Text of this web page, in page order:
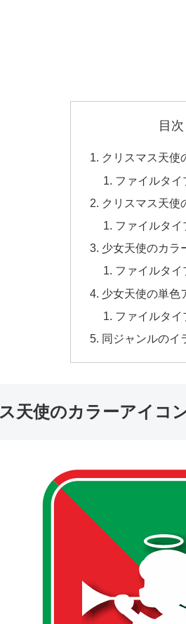
目次
クリスマス天使
ファイルタ
クリスマス天使
ファイルタ
少女天使のカラ
ファイルタイ
少女天使の単色
ファイルタ
同ジャンルのイ
天使のカラーアイコ